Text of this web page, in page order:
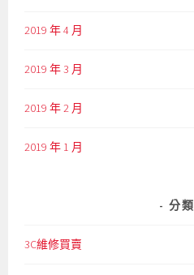
2019 年 4 月
2019 年 3 月
2019 年 2 月
2019 年 1 月
分類
3C維修買賣